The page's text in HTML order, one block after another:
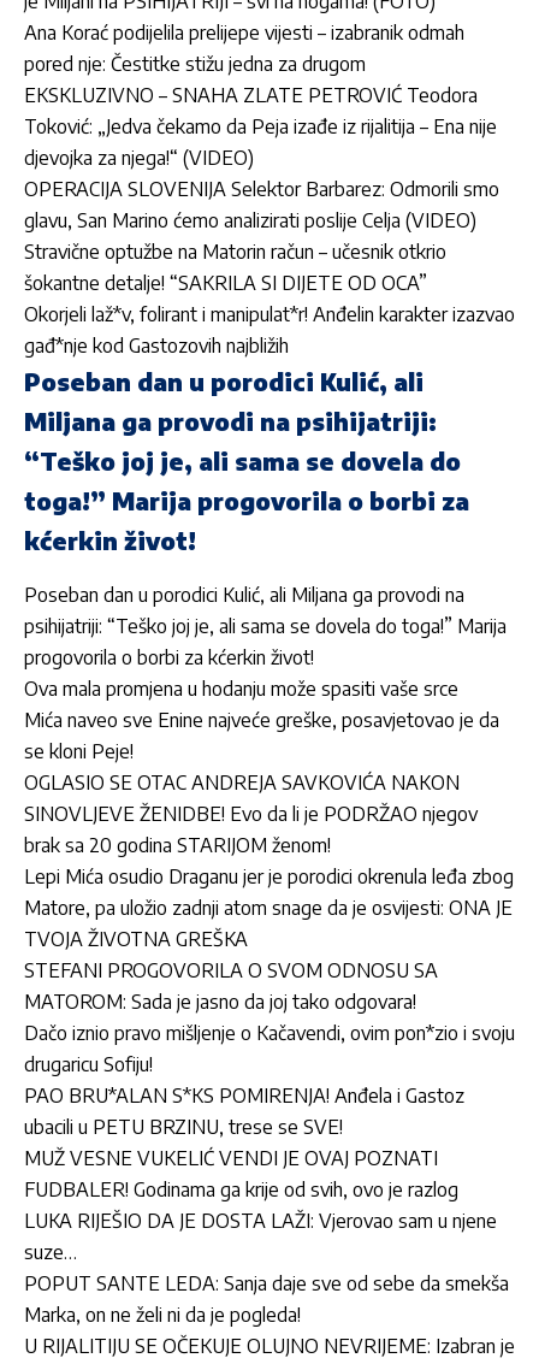
Ana Korać podijelila prelijepe vijesti – izabranik odmah
pored nje: Čestitke stižu jedna za drugom
EKSKLUZIVNO – SNAHA ZLATE PETROVIĆ Teodora
Toković: „Jedva čekamo da Peja izađe iz rijalitija – Ena nije
djevojka za njega!“ (VIDEO)
OPERACIJA SLOVENIJA Selektor Barbarez: Odmorili smo
glavu, San Marino ćemo analizirati poslije Celja (VIDEO)
Stravične optužbe na Matorin račun – učesnik otkrio
šokantne detalje! “SAKRILA SI DIJETE OD OCA”
Okorjeli laž*v, folirant i manipulat*r! Anđelin karakter izazvao
gađ*nje kod Gastozovih najbližih
Poseban dan u porodici Kulić, ali
Miljana ga provodi na psihijatriji:
“Teško joj je, ali sama se dovela do
toga!” Marija progovorila o borbi za
kćerkin život!
Poseban dan u porodici Kulić, ali Miljana ga provodi na
psihijatriji: “Teško joj je, ali sama se dovela do toga!” Marija
progovorila o borbi za kćerkin život!
Ova mala promjena u hodanju može spasiti vaše srce
Mića naveo sve Enine najveće greške, posavjetovao je da
se kloni Peje!
OGLASIO SE OTAC ANDREJA SAVKOVIĆA NAKON
SINOVLJEVE ŽENIDBE! Evo da li je PODRŽAO njegov
brak sa 20 godina STARIJOM ženom!
Lepi Mića osudio Draganu jer je porodici okrenula leđa zbog
Matore, pa uložio zadnji atom snage da je osvijesti: ONA JE
TVOJA ŽIVOTNA GREŠKA
STEFANI PROGOVORILA O SVOM ODNOSU SA
MATOROM: Sada je jasno da joj tako odgovara!
Dačo iznio pravo mišljenje o Kačavendi, ovim pon*zio i svoju
drugaricu Sofiju!
PAO BRU*ALAN S*KS POMIRENJA! Anđela i Gastoz
ubacili u PETU BRZINU, trese se SVE!
MUŽ VESNE VUKELIĆ VENDI JE OVAJ POZNATI
FUDBALER! Godinama ga krije od svih, ovo je razlog
LUKA RIJEŠIO DA JE DOSTA LAŽI: Vjerovao sam u njene
suze…
POPUT SANTE LEDA: Sanja daje sve od sebe da smekša
Marka, on ne želi ni da je pogleda!
U RIJALITIJU SE OČEKUJE OLUJNO NEVRIJEME: Izabran je